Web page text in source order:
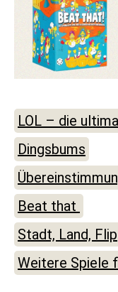
LOL – die
Dingsbums
Beat that
Stadt, Land, Flip
Weitere Spiele